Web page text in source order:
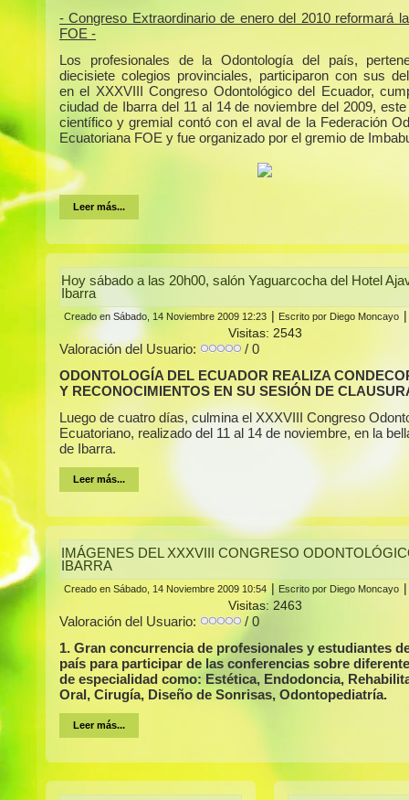
- Congreso Extraordinario de enero del 2010 reformará
FOE -
Los profesionales de la Odontología del país,
diecisiete colegios provinciales, participaron con sus
en el XXXVIII Congreso Odontológico del Ecuador,
ciudad de Ibarra del 11 al 14 de noviembre del 2009,
científico y gremial contó con el aval de la Federación
Ecuatoriana FOE y fue organizado por el gremio de
Leer más...
Hoy sábado a las 20h00, salón Yaguarcocha del Hotel
Ibarra
Creado en Sábado, 14 Noviembre 2009 12:23 Escrito por Diego Moncayo
Visitas: 2543
Valoración del Usuario:
/ 0
ODONTOLOGÍA DEL ECUADOR REALIZA
Y RECONOCIMIENTOS EN SU SESIÓN DE
Luego de cuatro días, culmina el XXXVIII Congreso
Ecuatoriano, realizado del 11 al 14 de noviembre, en la
de Ibarra.
Leer más...
IMÁGENES DEL XXXVIII CONGRESO
IBARRA
Creado en Sábado, 14 Noviembre 2009 10:54 Escrito por Diego Moncayo
Visitas: 2463
Valoración del Usuario:
/ 0
1. Gran concurrencia de profesionales y estudiantes
país para participar de las conferencias sobre
de especialidad como: Estética, Endodoncia,
Oral, Cirugía, Diseño de Sonrisas, Odontopediatría.
Leer más...